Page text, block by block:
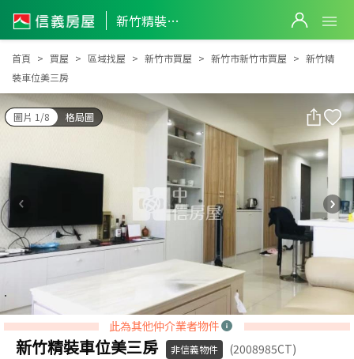
新竹精裝車位美三房
新竹精裝車位美三房
首頁 買屋 區域找屋 新竹市買屋 新竹市新竹市買屋
新竹精
裝車位美三房
圖片 1/8 格局圖
此為其他仲介業者物件
新竹精裝車位美三房 非信義物件
(2008985CT)